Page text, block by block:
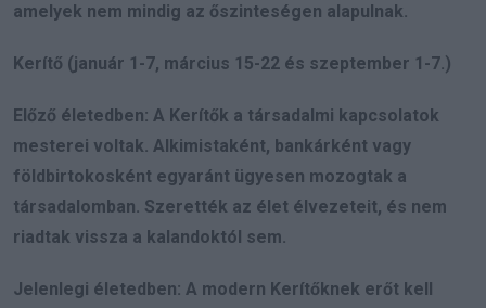
amelyek nem mindig az őszinteségen alapulnak.
Kerítő (január 1-7, március 15-22 és szeptember 1-7.)
Előző életedben: A Kerítők a társadalmi kapcsolatok
mesterei voltak. Alkimistaként, bankárként vagy
földbirtokosként egyaránt ügyesen mozogtak a
társadalomban. Szerették az élet élvezeteit, és nem
riadtak vissza a kalandoktól sem.
Jelenlegi életedben: A modern Kerítőknek erőt kell